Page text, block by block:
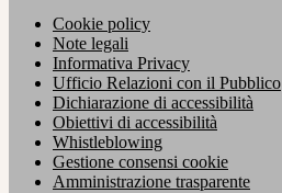
Cookie policy
Note legali
Informativa Privacy
Ufficio Relazioni con il Pubblico
Dichiarazione di accessibilità
Obiettivi di accessibilità
Whistleblowing
Gestione consensi cookie
Amministrazione trasparente